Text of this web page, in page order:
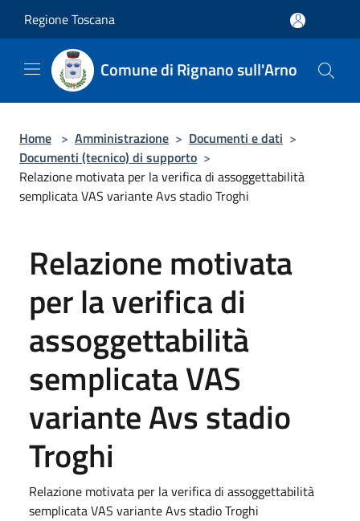
Regione Toscana
Comune di Rignano sull'Arno
Home > Amministrazione > Documenti e dati >
Documenti (tecnico) di supporto >
Relazione motivata per la verifica di assoggettabilità
semplicata VAS variante Avs stadio Troghi
Relazione motivata
per la verifica di
assoggettabilità
semplicata VAS
variante Avs stadio
Troghi
Relazione motivata per la verifica di assoggettabilità
semplicata VAS variante Avs stadio Troghi